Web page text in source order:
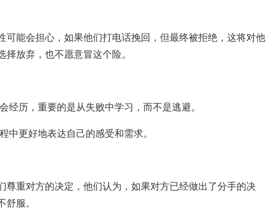
能会担心，如果他们打电话挽回，但最终被拒绝，这将对他
放弃，也不愿意冒这个险。
历，重要的是从失败中学习，而不是逃避。
更好地表达自己的感受和需求。
重对方的决定，他们认为，如果对方已经做出了分手的决
服。